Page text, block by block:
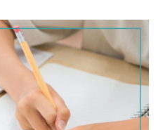
PARIS 14℃ / 12℃
FR 17:58 ／ JP 00:58
1€＝182.10円
エトワとは
お問い合わせ
広告掲載